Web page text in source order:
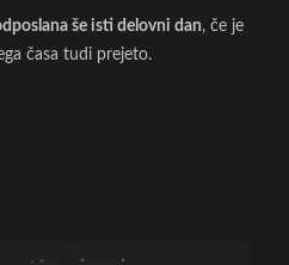
še isti delovni dan, če je
časa tudi prejeto.